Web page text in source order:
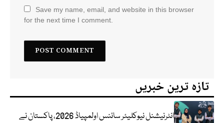
Save my name, email, and website in this browser
for the next time I comment.
تازہ ترین خبریں
انٹرنیشنل نیوکلیئر سائنس اولمپیاڈ 2026، پاکستان نے